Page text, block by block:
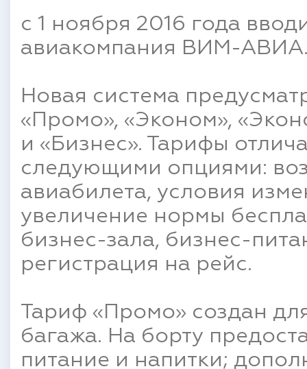
с 1 ноября 2016 года
авиакомпания ВИМ-
Новая система
«Промо», «Эконом»,
и «Бизнес». Тарифы
следующими опциями:
авиабилета, условия
увеличение нормы
бизнес-зала, бизнес-
регистрация на рейс.
Тариф «Промо» создан
багажа. На борту
питание и напитки;